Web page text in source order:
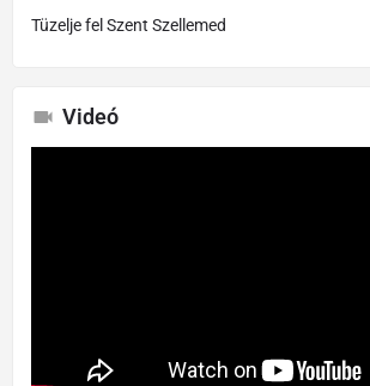
Tüzelje fel Szent Szellemed
Videó